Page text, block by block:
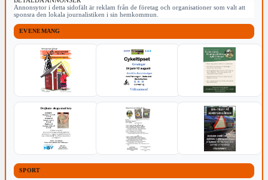
Annonsytor i detta sidofält är reklam från de företag och organisationer som valt att
sponsra den lokala journalistiken i sin hemkommun.
EVENEMANG
SPORT